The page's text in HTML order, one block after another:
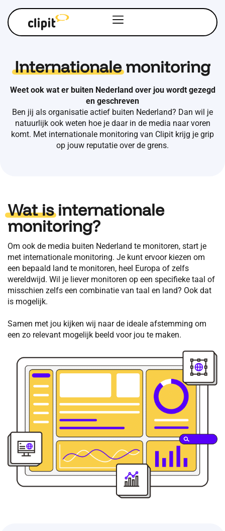
Internationalemonitoring
Weet ook wat er buiten Nederland over jou wordt gezegd
en geschreven
Ben jij als organisatie actief buiten Nederland? Dan wil je
natuurlijk ook weten hoe je daar in de media naar voren
komt. Met internationale monitoring van Clipit krijg je grip
op jouw reputatie over de grens.
Wat isinternationale
monitoring?
Om ook de media buiten Nederland te monitoren, start je
met internationale monitoring. Je kunt ervoor kiezen om
een bepaald land te monitoren, heel Europa of zelfs
wereldwijd. Wil je liever monitoren op een specifieke taal of
misschien zelfs een combinatie van taal en land? Ook dat
is mogelijk.
Samen met jou kijken wij naar de ideale afstemming om
een zo relevant mogelijk beeld voor jou te maken.